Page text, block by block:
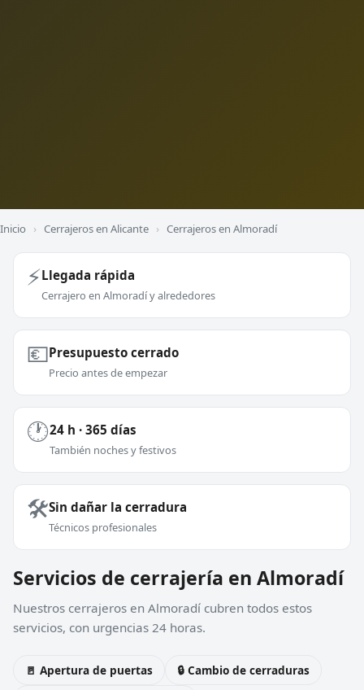
Inicio › Cerrajeros en Alicante › Cerrajeros en Almoradí
⚡Llegada rápida
Cerrajero en Almoradí y alrededores
💶Presupuesto cerrado
Precio antes de empezar
🕐24 h · 365 días
También noches y festivos
🛠️Sin dañar la cerradura
Técnicos profesionales
Servicios de cerrajería en Almoradí
Nuestros cerrajeros en Almoradí cubren todos estos
servicios, con urgencias 24 horas.
🚪 Apertura de puertas 🔒 Cambio de cerraduras